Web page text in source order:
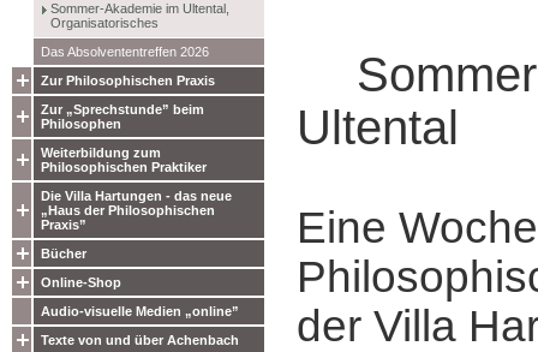
Sommer-Akademie im Ultental,
Organisatorisches
Das Absolvententreffen 2026
Zur Philosophischen Praxis
Zur „Sprechstunde” beim
Philosophen
Weiterbildung zum
Philosophischen Praktiker
Die Villa Hartungen - das neue
„Haus der Philosophischen
Praxis”
Bücher
Online-Shop
Audio-visuelle Medien „online”
Texte von und über Achenbach
Ultental
Eine
der Villa